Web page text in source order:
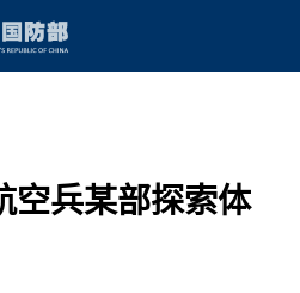
空兵某部探索体